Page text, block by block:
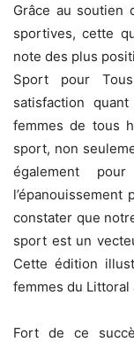
Grâce au soutien
sportives, cette
note des plus
Sport pour
satisfaction
femmes de tous
sport, non
également
constater que
sport est un
Cette édition
femmes du Littoral
Fort de ce